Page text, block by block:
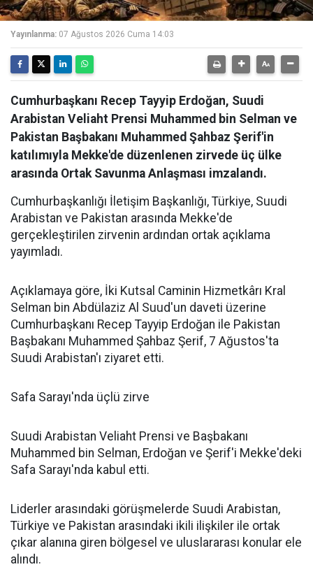
Yayınlanma: 07 Ağustos 2026 Cuma 14:03
Cumhurbaşkanı Recep Tayyip Erdoğan, Suudi
Arabistan Veliaht Prensi Muhammed bin Selman ve
Pakistan Başbakanı Muhammed Şahbaz Şerif'in
katılımıyla Mekke'de düzenlenen zirvede üç ülke
arasında Ortak Savunma Anlaşması imzalandı.
Cumhurbaşkanlığı İletişim Başkanlığı, Türkiye, Suudi
Arabistan ve Pakistan arasında Mekke'de
gerçekleştirilen zirvenin ardından ortak açıklama
yayımladı.
Açıklamaya göre, İki Kutsal Caminin Hizmetkârı Kral
Selman bin Abdülaziz Al Suud'un daveti üzerine
Cumhurbaşkanı Recep Tayyip Erdoğan ile Pakistan
Başbakanı Muhammed Şahbaz Şerif, 7 Ağustos'ta
Suudi Arabistan'ı ziyaret etti.
Safa Sarayı'nda üçlü zirve
Suudi Arabistan Veliaht Prensi ve Başbakanı
Muhammed bin Selman, Erdoğan ve Şerif'i Mekke'deki
Safa Sarayı'nda kabul etti.
Liderler arasındaki görüşmelerde Suudi Arabistan,
Türkiye ve Pakistan arasındaki ikili ilişkiler ile ortak
çıkar alanına giren bölgesel ve uluslararası konular ele
alındı.